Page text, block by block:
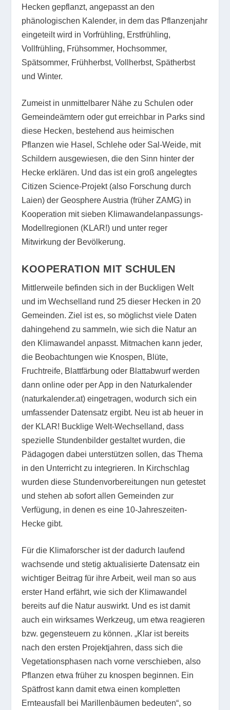
Hecken gepflanzt, angepasst an den
phänologischen Kalender, in dem das Pflanzenjahr
eingeteilt wird in Vorfrühling, Erstfrühling,
Vollfrühling, Frühsommer, Hochsommer,
Spätsommer, Frühherbst, Vollherbst, Spätherbst
und Winter.
Zumeist in unmittelbarer Nähe zu Schulen oder
Gemeindeämtern oder gut erreichbar in Parks sind
diese Hecken, bestehend aus heimischen
Pflanzen wie Hasel, Schlehe oder Sal-Weide, mit
Schildern ausgewiesen, die den Sinn hinter der
Hecke erklären. Und das ist ein groß angelegtes
Citizen Science-Projekt (also Forschung durch
Laien) der Geosphere Austria (früher ZAMG) in
Kooperation mit sieben Klimawandel­anpassungs-
Modellregionen (KLAR!) und unter reger
Mitwirkung der Bevölkerung.
KOOPERATION MIT SCHULEN
Mittlerweile befinden sich in der Buckligen Welt
und im Wechselland rund 25 dieser Hecken in 20
Gemeinden. Ziel ist es, so möglichst viele Daten
dahingehend zu sammeln, wie sich die Natur an
den Klimawandel anpasst. Mitmachen kann jeder,
die Beobachtungen wie Knospen, Blüte,
Fruchtreife, Blattfärbung oder Blattabwurf werden
dann online oder per App in den Naturkalender
(naturkalender.at) eingetragen, wodurch sich ein
umfassender Datensatz ergibt. Neu ist ab heuer in
der KLAR! Bucklige Welt-Wechselland, dass
spezielle Stundenbilder gestaltet wurden, die
Pädagogen dabei unterstützen sollen, das Thema
in den Unterricht zu integrieren. In Kirchschlag
wurden diese Stundenvorbereitungen nun getestet
und stehen ab sofort allen Gemeinden zur
Verfügung, in denen es eine 10-Jahreszeiten-
Hecke gibt.
Für die Klimaforscher ist der dadurch laufend
wachsende und stetig aktualisierte Datensatz ein
wichtiger Beitrag für ihre Arbeit, weil man so aus
erster Hand erfährt, wie sich der Klimawandel
bereits auf die Natur auswirkt. Und es ist damit
auch ein wirksames Werkzeug, um etwa reagieren
bzw. gegensteuern zu können. „Klar ist bereits
nach den ersten Projektjahren, dass sich die
Vegetationsphasen nach vorne verschieben, also
Pflanzen etwa früher zu knospen beginnen. Ein
Spätfrost kann damit etwa einen kompletten
Ernteausfall bei Marillenbäumen bedeuten“, so